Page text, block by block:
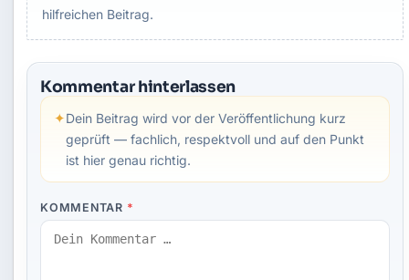
hilfreichen Beitrag.
Kommentar hinterlassen
✦Dein Beitrag wird vor der Veröffentlichung kurz
geprüft — fachlich, respektvoll und auf den Punkt
ist hier genau richtig.
KOMMENTAR *